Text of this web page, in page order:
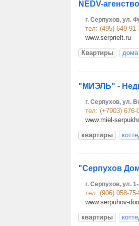
NEDV-
г. Серпухов, ул.
тел: (495) 649-
www.serprielt.ru
Квартиры
дома
"МИЭЛЬ" -
г. Серпухов, ул.
тел: (+7903) 676-
www.miel-
квартиры
"Серпухов
г. Серпухов, ул.
тел: (906) 058-
www.serpuhov-
квартиры